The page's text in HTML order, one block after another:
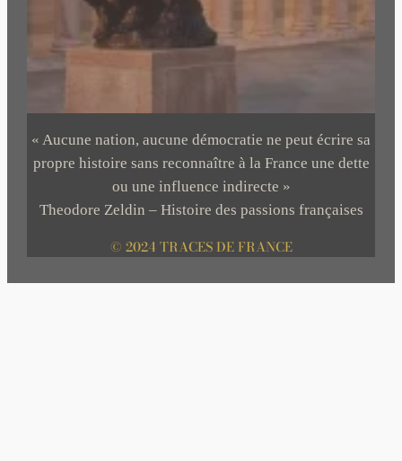
« Aucune nation, aucune démocratie ne peut écrire sa
propre histoire sans reconnaître à la France une dette
ou une influence indirecte »
Theodore Zeldin – Histoire des passions françaises
© 2024 TRACES DE FRANCE